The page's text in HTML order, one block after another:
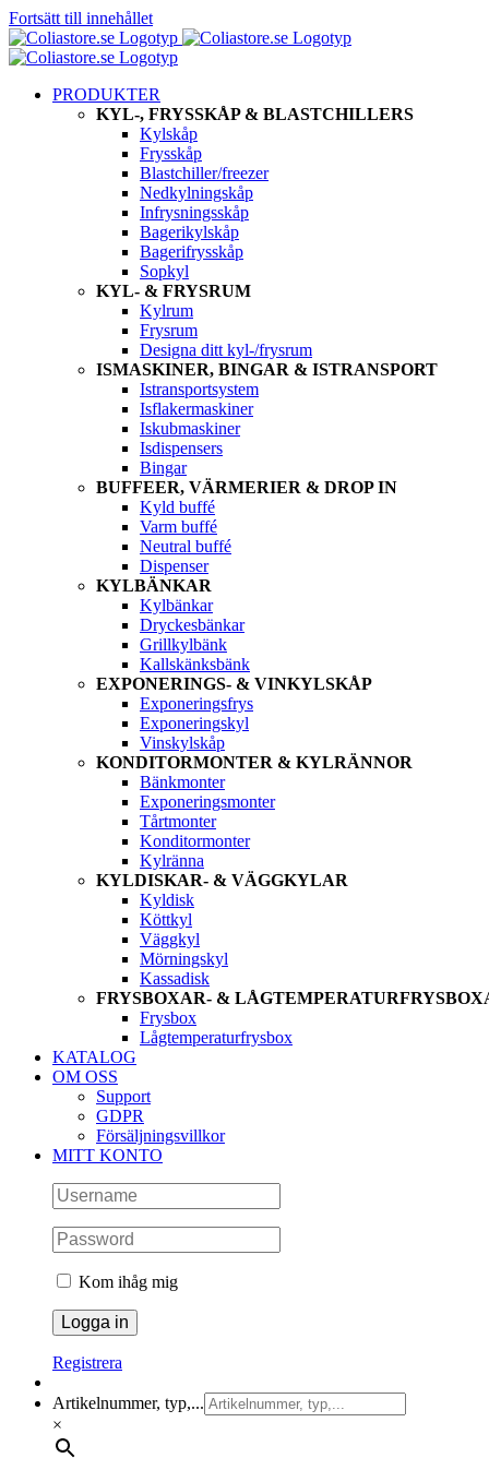
Fortsätt till innehållet
PRODUKTER
KYL-, FRYSSKÅP & BLASTCHILLERS
Kylskåp
Frysskåp
Blastchiller/freezer
Nedkylningskåp
Infrysningsskåp
Bagerikylskåp
Bagerifrysskåp
Sopkyl
KYL- & FRYSRUM
Kylrum
Frysrum
Designa ditt kyl-/frysrum
ISMASKINER, BINGAR & ISTRANSPORT
Istransportsystem
Isflakermaskiner
Iskubmaskiner
Isdispensers
Bingar
BUFFEER, VÄRMERIER & DROP IN
Kyld buffé
Varm buffé
Neutral buffé
Dispenser
KYLBÄNKAR
Kylbänkar
Dryckesbänkar
Grillkylbänk
Kallskänksbänk
EXPONERINGS- & VINKYLSKÅP
Exponeringsfrys
Exponeringskyl
Vinskylskåp
KONDITORMONTER & KYLRÄNNOR
Bänkmonter
Exponeringsmonter
Tårtmonter
Konditormonter
Kylränna
KYLDISKAR- & VÄGGKYLAR
Kyldisk
Köttkyl
Väggkyl
Mörningskyl
Kassadisk
FRYSBOXAR- &
Frysbox
Lågtemperaturfrysbox
KATALOG
OM OSS
Support
GDPR
Försäljningsvillkor
MITT KONTO
Kom ihåg mig
Registrera
Artikelnummer, typ,...
×